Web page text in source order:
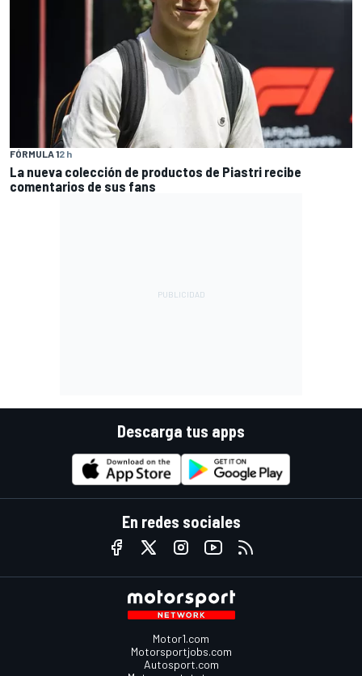
FÓRMULA 12 h
La nueva colección de productos de Piastri recibe
comentarios de sus fans
Descarga tus apps
En redes sociales
Motor1.com
Motorsportjobs.com
Autosport.com